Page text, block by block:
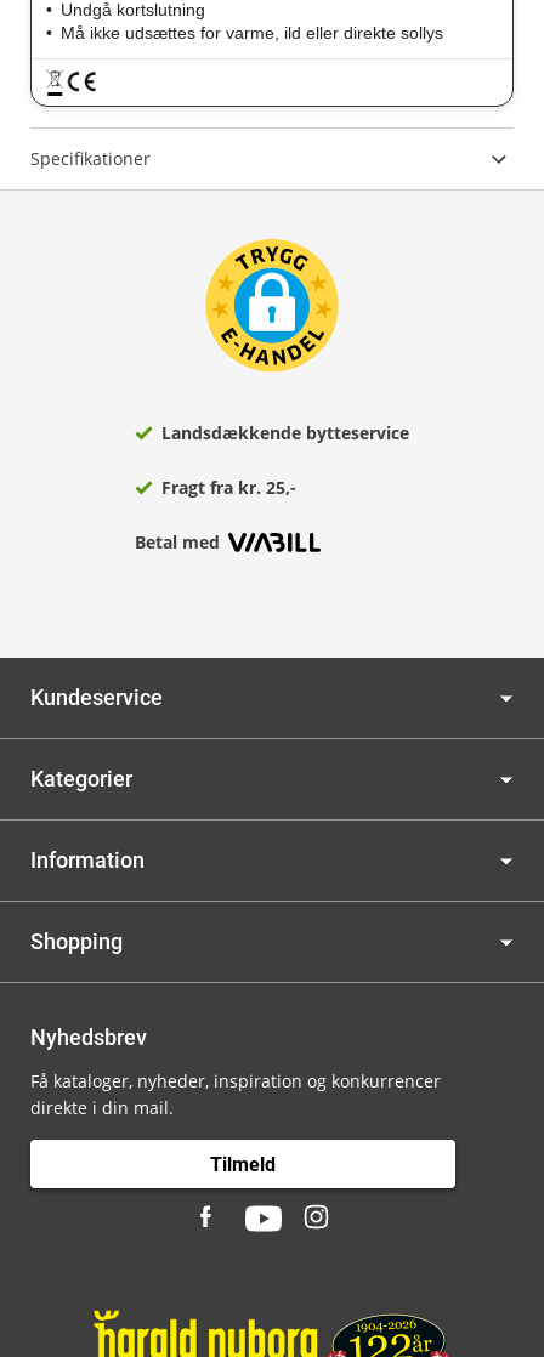
Undgå kortslutning
Må ikke udsættes for varme, ild eller direkte sollys
Specifikationer
Landsdækkende bytteservice
Fragt fra kr. 25,-
Betal med
Kundeservice
Kategorier
Information
Shopping
Nyhedsbrev
Få kataloger, nyheder, inspiration og konkurrencer
direkte i din mail.
Tilmeld